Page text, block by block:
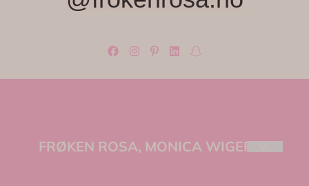
FRØKEN ROSA, MONICA WIGER